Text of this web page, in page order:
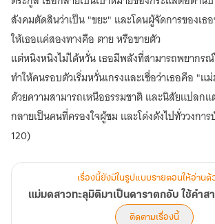
เสียง
เล่ม
3
คำ
สาป
นำทาง
สู่
ชื่อ
เสียง
สังคมตัดสินว่าเป็น "ขยะ" และโดนผู้จัดการของเธ
ให้เธอแค่สองทางคือ ตาย หรือขายตัว
แต่หนิงหนิงไม่ได้หวั่น เธอมีพลังที่สามารถพยากร
ทำให้คนรอบตัวเริ่มหวั่นเกรงและเชื่อว่าเธอคือ "แ
ด้วยความสามารถเหนือธรรมชาติ และนิสัยแปลกแ
กลายเป็นคนที่ครองใจผู้ชม และโด่งดังไปทั่ววงกา
120)
เรื่องนี้ยังมีในรูปแบบรายตอนให้อ่านด้
ติดตามเรื่องนี้